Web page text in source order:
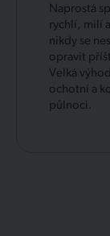
Naprostá
rychlí, milí
nikdy se
opravit
Velká
ochotní a
půlnoci.